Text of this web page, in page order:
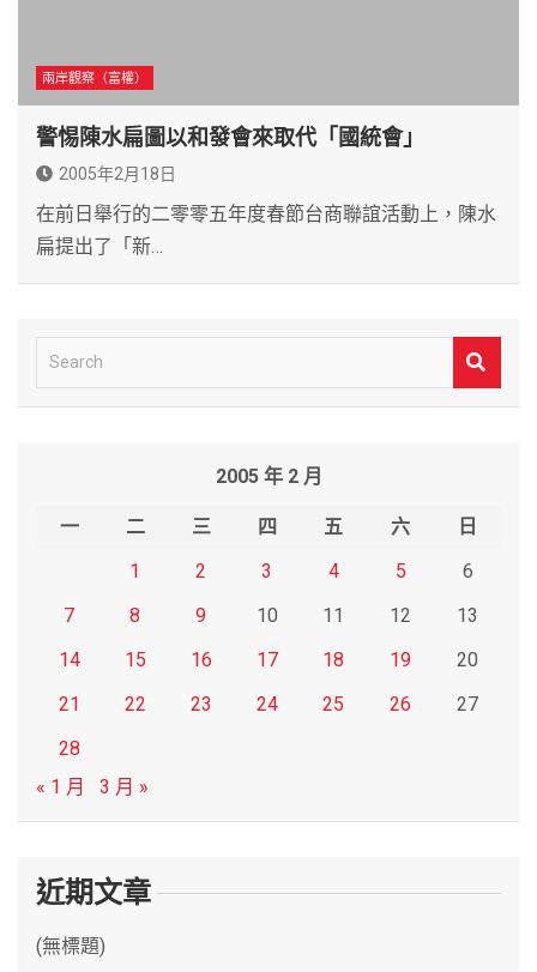
兩岸觀察（富權）
警惕陳水扁圖以和發會來取代「國統會」
2005年2月18日
在前日舉行的二零零五年度春節台商聯誼活動上，陳水
扁提出了「新…
e
2005 年 2 月
一 二 三 四 五 六
日
1
2 3 4 5
6
7
8 9 10 11 12
13
14
15 16 17 18 19
20
21
22 23 24 25 26
27
28
« 1 月
3 月 »
近期文章
(無標題)